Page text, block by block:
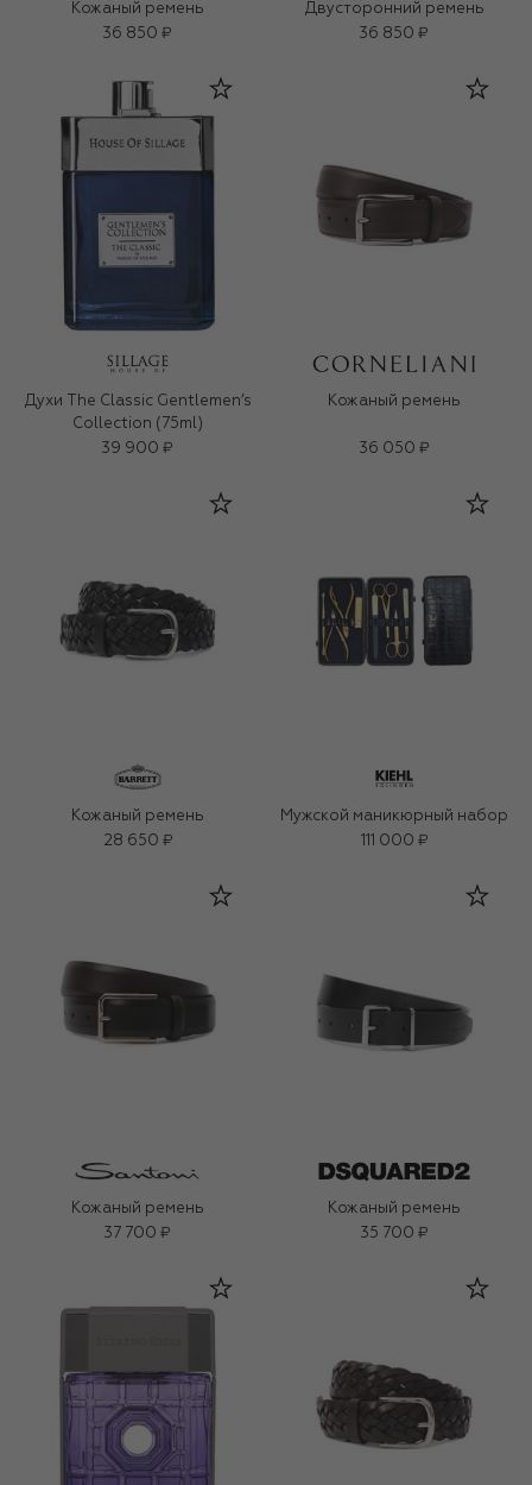
Кожаный ремень
36 850 ₽
Двусторонний ремень
36 850 ₽
Духи The Classic Gentlemen’s
Collection (75ml)
39 900 ₽
Кожаный ремень
36 050 ₽
Кожаный ремень
28 650 ₽
Мужской маникюрный набор
111 000 ₽
Кожаный ремень
37 700 ₽
Кожаный ремень
35 700 ₽